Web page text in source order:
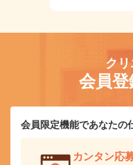
クリ
会員
会員限定機能であなたの
カンタン応